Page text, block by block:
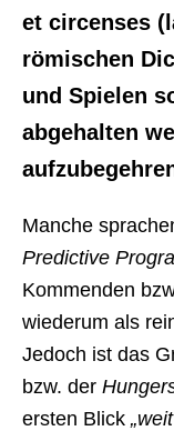
et circenses
römischen
und Spielen
abgehalten
Manche
Predictive
Kommenden
wiederum als
Jedoch ist das
bzw. der
ersten Blick